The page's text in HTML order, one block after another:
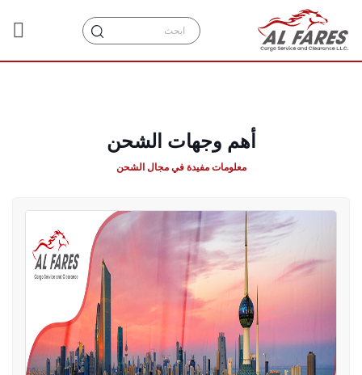
أهم وجهات الشحن
معلومات مفيدة في مجال الشحن